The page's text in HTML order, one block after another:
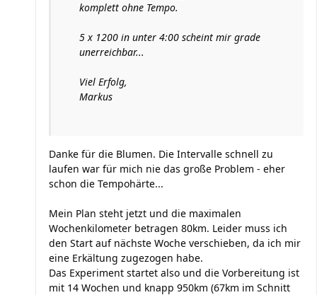
komplett ohne Tempo.
5 x 1200 in unter 4:00 scheint mir grade
unerreichbar...
Viel Erfolg,
Markus
Danke für die Blumen. Die Intervalle schnell zu
laufen war für mich nie das große Problem - eher
schon die Tempohärte...
Mein Plan steht jetzt und die maximalen
Wochenkilometer betragen 80km. Leider muss ich
den Start auf nächste Woche verschieben, da ich mir
eine Erkältung zugezogen habe.
Das Experiment startet also und die Vorbereitung ist
mit 14 Wochen und knapp 950km (67km im Schnitt